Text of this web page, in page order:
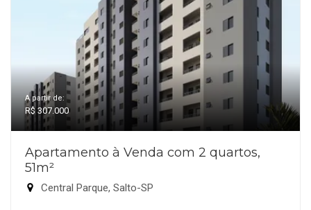
A partir de:
R$ 307.000
Apartamento à Venda com 2 quartos,
51m²
Central Parque, Salto-SP